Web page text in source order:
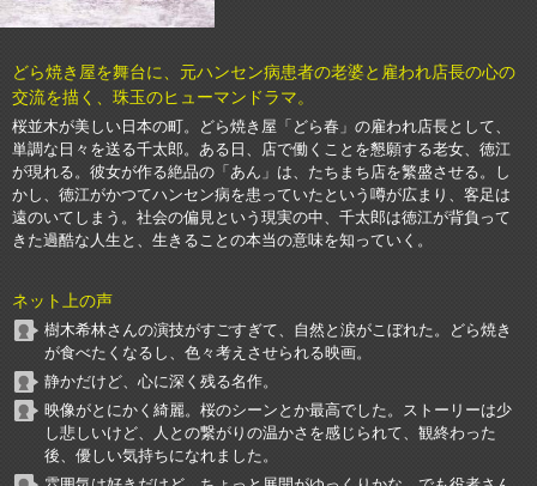
どら焼き屋を舞台に、元ハンセン病患者の老婆と雇われ店長の心の
交流を描く、珠玉のヒューマンドラマ。
桜並木が美しい日本の町。どら焼き屋「どら春」の雇われ店長として、
単調な日々を送る千太郎。ある日、店で働くことを懇願する老女、徳江
が現れる。彼女が作る絶品の「あん」は、たちまち店を繁盛させる。し
かし、徳江がかつてハンセン病を患っていたという噂が広まり、客足は
遠のいてしまう。社会の偏見という現実の中、千太郎は徳江が背負って
きた過酷な人生と、生きることの本当の意味を知っていく。
ネット上の声
樹木希林さんの演技がすごすぎて、自然と涙がこぼれた。どら焼き
が食べたくなるし、色々考えさせられる映画。
静かだけど、心に深く残る名作。
映像がとにかく綺麗。桜のシーンとか最高でした。ストーリーは少
し悲しいけど、人との繋がりの温かさを感じられて、観終わった
後、優しい気持ちになれました。